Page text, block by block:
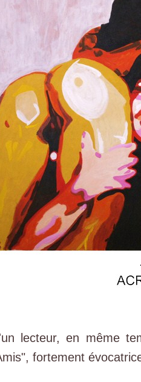
lecteur, en même
fortement